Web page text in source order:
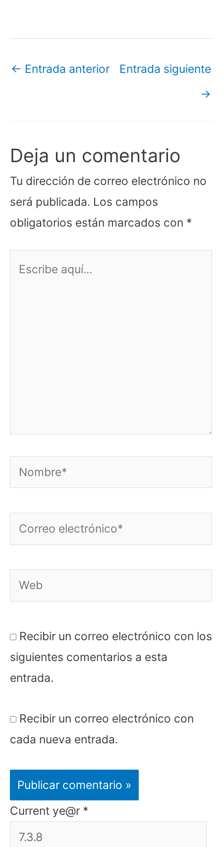
← Entrada anterior
Entrada siguiente
→
Deja un comentario
Tu dirección de correo electrónico no
será publicada. Los campos
obligatorios están marcados con *
Nombre*
Correo
electrónico*
Web
Recibir un correo electrónico con los
siguientes comentarios a esta
entrada.
Recibir un correo electrónico con
cada nueva entrada.
Current ye@r *